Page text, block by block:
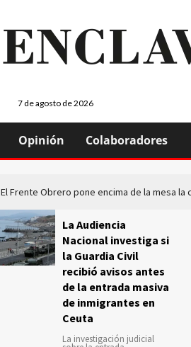
7 de agosto de 2026
Opinión Colaboradores
El Frente Obrero pone encima de la mesa
La Audiencia
Nacional investiga si
la Guardia Civil
recibió avisos antes
de la entrada masiva
de inmigrantes en
Ceuta
La investigación judicial